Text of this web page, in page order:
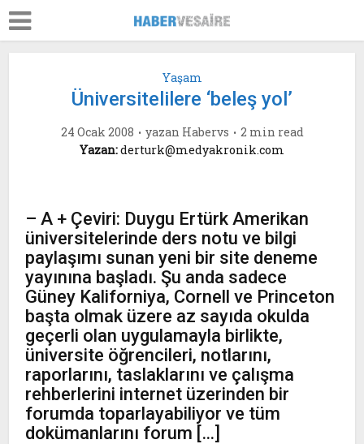
Yaşam
Üniversitelilere ‘beleş yol’
24 Ocak 2008 yazan Habervs
2 min read
Yazan:derturk@medyakronik.com
– A + Çeviri: Duygu Ertürk Amerikan
üniversitelerinde ders notu ve bilgi
paylaşımı sunan yeni bir site deneme
yayınına başladı. Şu anda sadece
Güney Kaliforniya, Cornell ve Princeton
başta olmak üzere az sayıda okulda
geçerli olan uygulamayla birlikte,
üniversite öğrencileri, notlarını,
raporlarını, taslaklarını ve çalışma
rehberlerini internet üzerinden bir
forumda toparlayabiliyor ve tüm
dokümanlarını forum […]